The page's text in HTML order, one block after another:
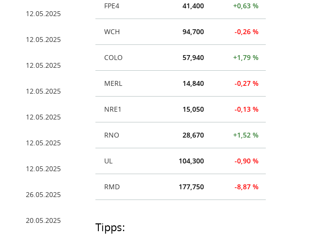
12.05.2025
12.05.2025
12.05.2025
12.05.2025
12.05.2025
12.05.2025
12.05.2025
26.05.2025
20.05.2025
FPE4 41,400 +0,63 %
WCH 94,700 -0,26 %
COLO 57,940 +1,79 %
MERL 14,840 -0,27 %
NRE1 15,050 -0,13 %
RNO 28,670 +1,52 %
UL 104,300 -0,90 %
RMD 177,750 -8,87 %
Tipps: